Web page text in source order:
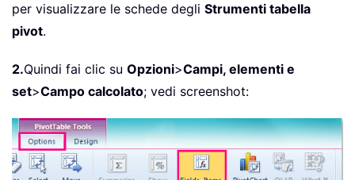
per visualizzare le schede degli Strumenti tabella
pivot.
2.Quindi fai clic su Opzioni>Campi, elementi e
set>Campo calcolato; vedi screenshot: